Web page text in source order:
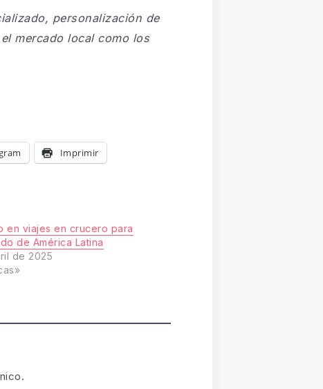
personalización de
mercado local como los
Imprimir
en viajes en crucero para
de América Latina
de 2025